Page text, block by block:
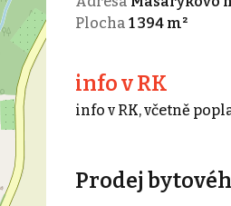
Plocha 1 394 m²
info v RK
info v RK, včetně
Prodej